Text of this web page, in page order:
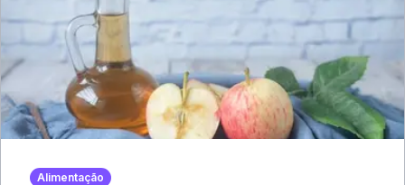
Alimentação